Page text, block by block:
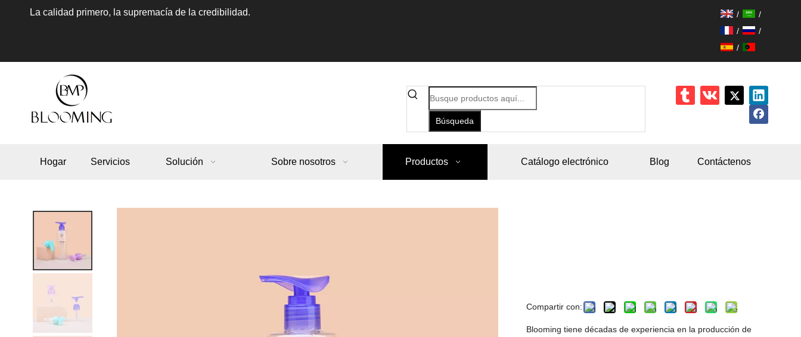
La calidad primero, la supremacía de la credibilidad. /
/
/
/
/
Búsqueda
Hogar Servicios Solución Sobre nosotros Productos Catálogo electrónico Blog Contáctenos
Compartir con:
Blooming tiene décadas de experiencia en la producción de